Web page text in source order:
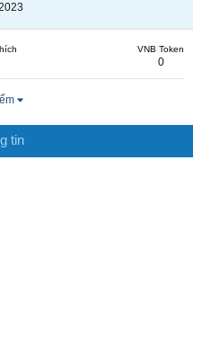
VNB Token
0
tin